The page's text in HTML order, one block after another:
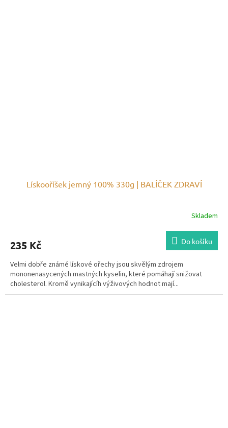
Lískooříšek jemný 100% 330g | BALÍČEK ZDRAVÍ
Skladem
235 Kč Do košíku
Velmi dobře známé lískové ořechy jsou skvělým zdrojem
mononenasycených mastných kyselin, které pomáhají snižovat
cholesterol. Kromě vynikajícíh výživových hodnot mají...